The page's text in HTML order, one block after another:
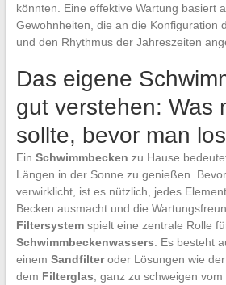
könnten. Eine effektive Wartung basiert
Gewohnheiten, die an die Konfiguration
und den Rhythmus der Jahreszeiten
Das eigene
gut verstehen: Was
sollte, bevor man
Ein Schwimmbecken zu Hause
Längen in der Sonne zu genießen.
verwirklicht, ist es nützlich, jedes
Becken ausmacht und die
Filtersystemspielt eine zentrale Rolle
Schwimmbeckenwassers: Es besteht
einem Sandfilteroder Lösungen wie der
dem Filterglas , ganz zu schweigen vom